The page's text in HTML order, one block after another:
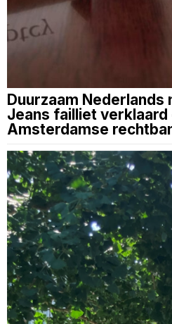
Duurzaam Nederlands
Jeans failliet verklaard
Amsterdamse